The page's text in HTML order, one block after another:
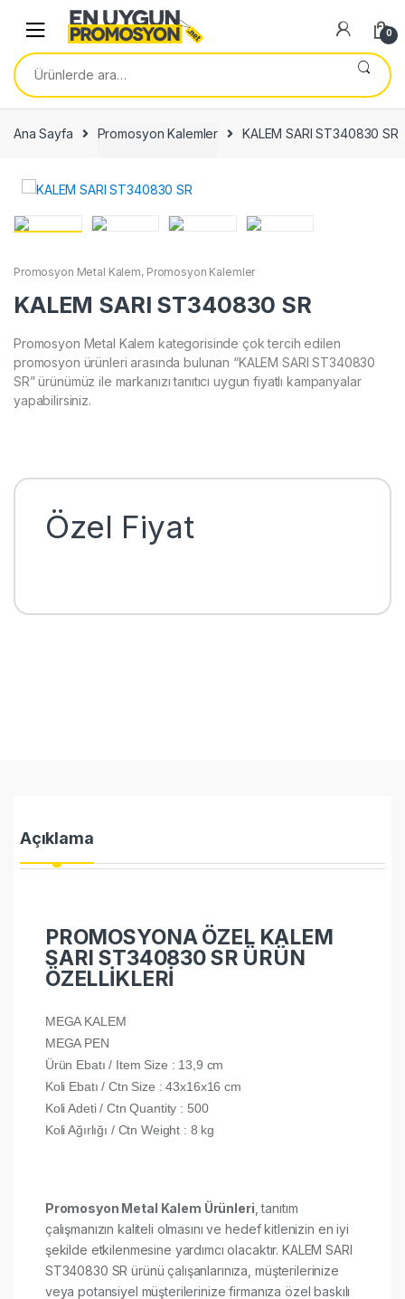
navigation
content
0
Ara:
Ana Sayfa Promosyon Kalemler KALEM SARI ST340830 SR
Promosyon Metal Kalem, Promosyon Kalemler
KALEM SARI ST340830 SR
Promosyon Metal Kalem kategorisinde çok tercih edilen
promosyon ürünleri arasında bulunan “KALEM SARI ST340830
SR” ürünümüz ile markanızı tanıtıcı uygun fiyatlı kampanyalar
yapabilirsiniz.
Özel Fiyat
Açıklama
PROMOSYONA ÖZEL KALEM
SARI ST340830 SR ÜRÜN
ÖZELLİKLERİ
MEGA KALEM
MEGA PEN
Ürün Ebatı / Item Size : 13,9 cm
Koli Ebatı / Ctn Size : 43x16x16 cm
Koli Adeti / Ctn Quantity : 500
Koli Ağırlığı / Ctn Weight : 8 kg
Promosyon Metal Kalem Ürünleri , tanıtım
çalışmanızın kaliteli olmasını ve hedef kitlenizin en iyi
şekilde etkilenmesine yardımcı olacaktır. KALEM SARI
ST340830 SR ürünü çalışanlarınıza, müşterilerinize
veya potansiyel müşterilerinize firmanıza özel baskılı